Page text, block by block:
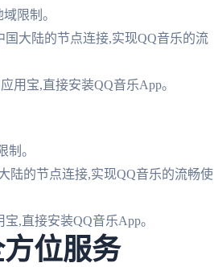
限制。
国大陆的节点连接,实现QQ音乐的流
用宝,直接安装QQ音乐App。
。
陆的节点连接,实现QQ音乐的流畅使
,直接安装QQ音乐App。
位服务